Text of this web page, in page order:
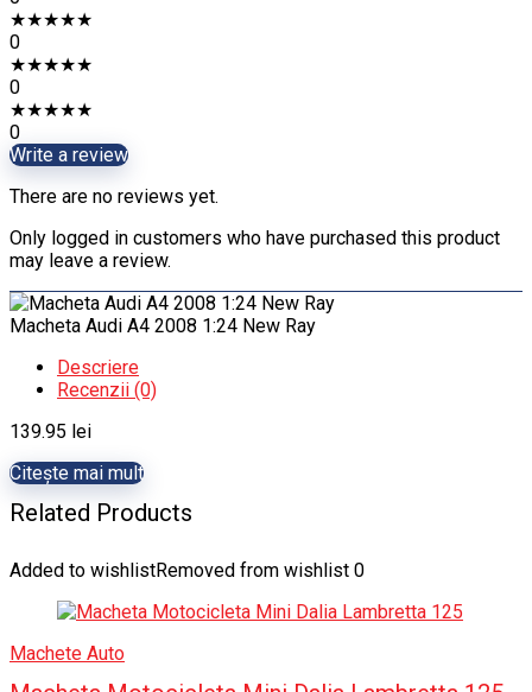
★★★★★
0
★★★★★
0
★★★★★
0
Write a review
There are no reviews yet.
Only logged in customers who have purchased this product
may leave a review.
Macheta Audi A4 2008 1:24 New Ray
Descriere
Recenzii (0)
139.95 lei
Citește mai mult
Related Products
Added to wishlistRemoved from wishlist 0
Machete Auto